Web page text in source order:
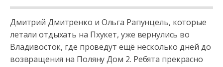
Дмитрий Дмитренко и Ольга Рапунцель, которые
летали отдыхать на Пхукет, уже вернулись во
Владивосток, где проведут ещё несколько дней до
возвращения на Поляну Дом 2. Ребята прекрасно